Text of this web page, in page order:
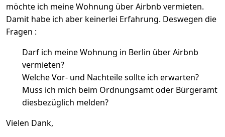
möchte ich meine Wohnung über Airbnb vermieten.
Damit habe ich aber keinerlei Erfahrung. Deswegen die
Fragen :
Darf ich meine Wohnung in Berlin über Airbnb
vermieten?
Welche Vor- und Nachteile sollte ich erwarten?
Muss ich mich beim Ordnungsamt oder Bürgeramt
diesbezüglich melden?
Vielen Dank,